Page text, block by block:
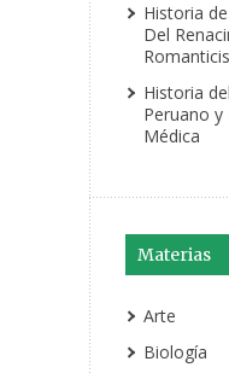
Historia
Del
Historia
Peruano y
Médica
Materias
Arte
Biología